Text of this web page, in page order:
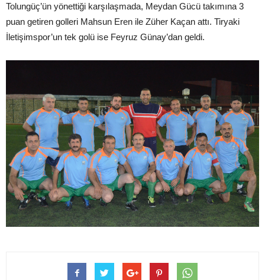
Tolungüç’ün yönettiği karşılaşmada, Meydan Gücü takımına 3
puan getiren golleri Mahsun Eren ile Züher Kaçan attı. Tiryaki
İletişimspor’un tek golü ise Feyruz Günay’dan geldi.